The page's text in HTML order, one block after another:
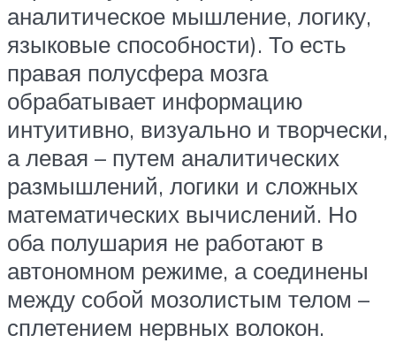
аналитическое мышление, логику,
языковые способности). То есть
правая полусфера мозга
обрабатывает информацию
интуитивно, визуально и творчески,
а левая – путем аналитических
размышлений, логики и сложных
математических вычислений. Но
оба полушария не работают в
автономном режиме, а соединены
между собой мозолистым телом –
сплетением нервных волокон.